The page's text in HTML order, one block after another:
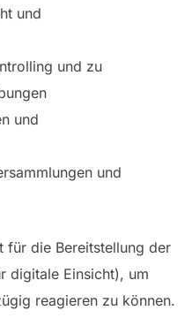
und
und zu
und
und
für die Bereitstellung der
digitale Einsicht), um
reagieren zu können.